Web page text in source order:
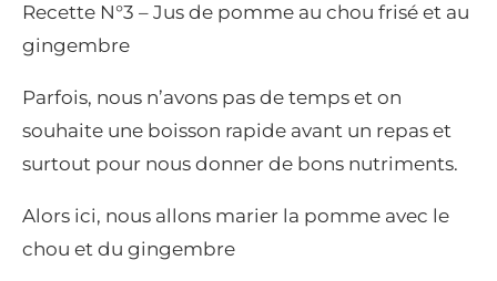
Recette N°3 – Jus de pomme au chou frisé et au
gingembre
Parfois, nous n’avons pas de temps et on
souhaite une boisson rapide avant un repas et
surtout pour nous donner de bons nutriments.
Alors ici, nous allons marier la pomme avec le
chou et du gingembre